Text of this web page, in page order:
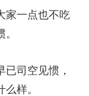
家一点也不吃
司空见惯，
样。